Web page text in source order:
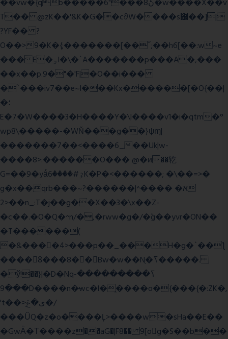
��vw�{qb�����6"���8ڻ�w����X��v
T�� @zK��'&K�G��cϑW����s޾��]|
?YF�� ?
O��>9�K�{;�������[��˝;��h6[��:w~e
���E�ۅl�\�`A�������p���A�,���
��x��p.9�"�'F|�O��i���
�`���iv7��e~l���Kx������[�O{��|
�؛
E�7�W����3�H����Y�\l����v1�i�qtm�°
wp8\�����-�WŇ���g��}ψɱ|
�������7��<����6_��Uk|w-
����8>:������O��� @�ӣ��䢀
G=��9�yǻٷ#����6K�P�<������; �\��=>�
g�x��qrb���~א� ����^|������?
2>��n_:T�j��g��X��3�\x��Z-
�c��.�O�Q�^n/�,�rww�g�/�ۧg��yvr�ON��
�T������(
�&����4>���p��_���H�g�`��ƪ
����8َ���8� �󳳦Bw�w��Nֻ�ߖ�����.
�ў!��}|�D�Nqߖ���������-
���9D����n�̶wc�l�֑����o�{���{�:ZK�,
't��>͍ى�ݝ�/
���ǙQ�z�o����Ļ>����w�sHa��E��
�GwǞ�Τ����z��aG�|F8�� 9[og�S��b��